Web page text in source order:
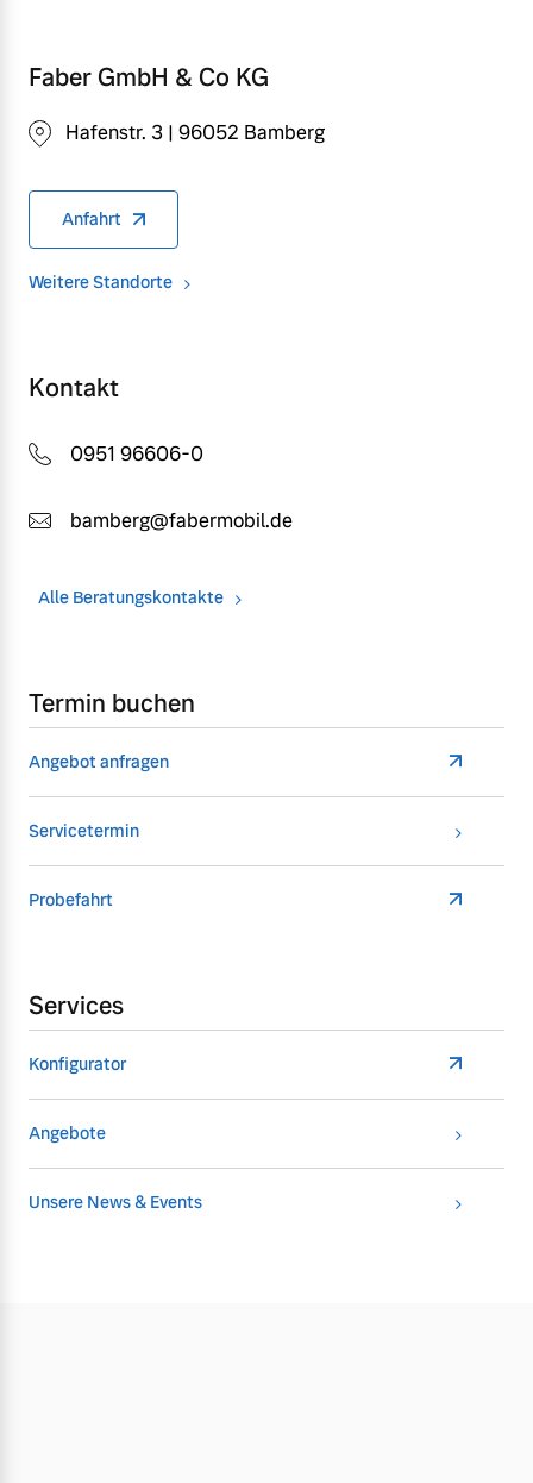
Faber GmbH & Co KG
Hafenstr. 3 | 96052 Bamberg
Anfahrt
Weitere Standorte
Kontakt
0951 96606-0
bamberg@fabermobil.de
Alle Beratungskontakte
Termin buchen
Angebot anfragen
Servicetermin
Probefahrt
Services
Konfigurator
Angebote
Unsere News & Events